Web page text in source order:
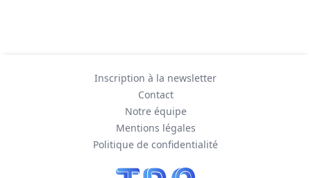
Inscription à la newsletter
Contact
Notre équipe
Mentions légales
Politique de confidentialité